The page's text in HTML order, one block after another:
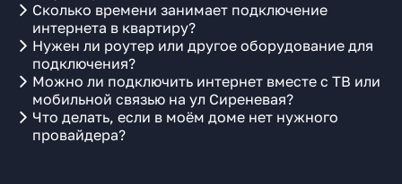
Сколько времени занимает подключение
интернета в квартиру?
Нужен ли роутер или другое оборудование для
подключения?
Можно ли подключить интернет вместе с ТВ или
мобильной связью на ул Сиреневая?
Что делать, если в моём доме нет нужного
провайдера?